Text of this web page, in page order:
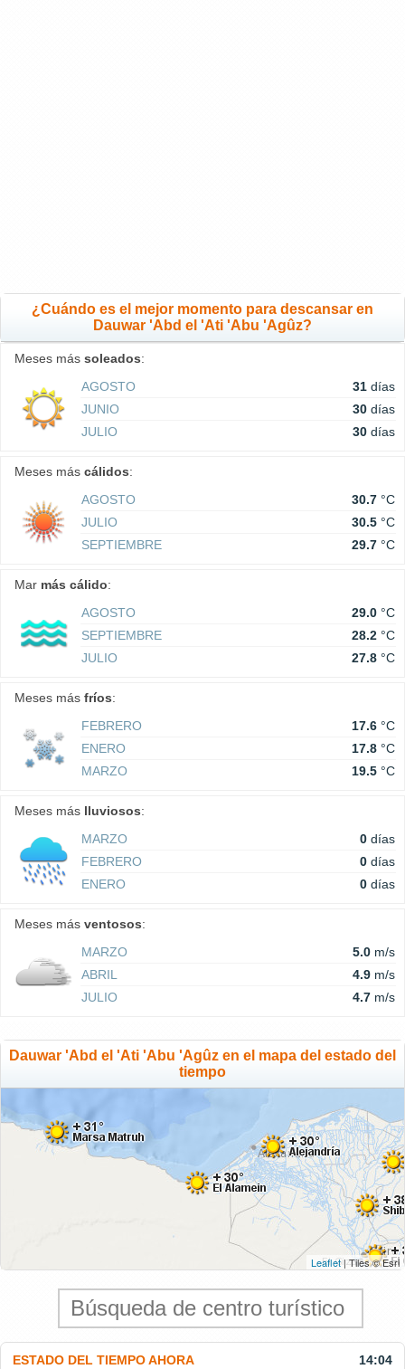
¿Cuándo es el mejor momento para descansar en
Dauwar 'Abd el 'Ati 'Abu 'Agûz?
Meses más soleados:
AGOSTO
31 días
JUNIO
30 días
JULIO
30 días
Meses más cálidos:
AGOSTO
30.7 °C
JULIO
30.5 °C
SEPTIEMBRE
29.7 °C
Mar más cálido:
AGOSTO
29.0 °C
SEPTIEMBRE
28.2 °C
JULIO
27.8 °C
Meses más fríos:
FEBRERO
17.6 °C
ENERO
17.8 °C
MARZO
19.5 °C
Meses más lluviosos:
MARZO
0 días
FEBRERO
0 días
ENERO
0 días
Meses más ventosos:
MARZO
5.0 m/s
ABRIL
4.9 m/s
JULIO
4.7 m/s
Dauwar 'Abd el 'Ati 'Abu 'Agûz en el mapa del estado del
tiempo
Leaflet| Tiles © Esri
ESTADO DEL TIEMPO AHORA 14:04